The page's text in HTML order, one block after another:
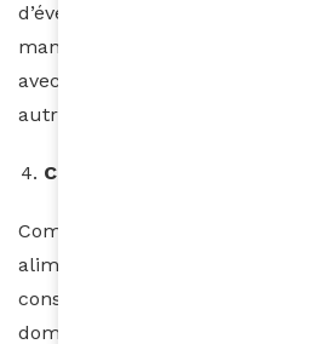
d’éventuels effets secondaires.
manifestent, consultez votre
avec vous vos compléments
autre médicament que vous
Connaître la date
Comme tout médicament, les
alimentaires ont une date
consommation nécessite un
dommage d’investir dans une